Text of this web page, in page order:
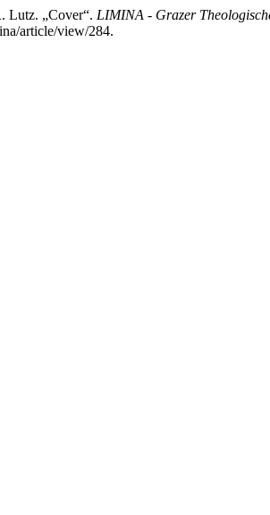
Lutz. „Cover“. LIMINA - Grazer
article/view/284.